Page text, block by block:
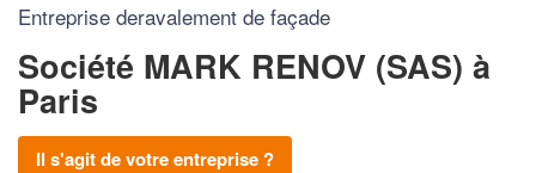
Entreprise deravalement de façade
Société MARK RENOV (SAS) à
Paris
Il s'agit de votre entreprise ?